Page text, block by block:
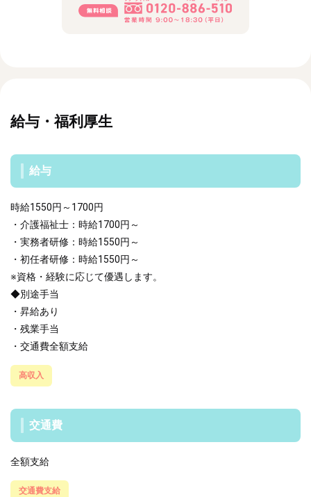
給与・福利厚生
給与
時給1550円～1700円
・介護福祉士：時給1700円～
・実務者研修：時給1550円～
・初任者研修：時給1550円～
※資格・経験に応じて優遇します。
◆別途手当
・昇給あり
・残業手当
・交通費全額支給
高収入
交通費
全額支給
交通費支給